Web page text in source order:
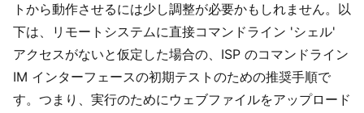
トから動作させるには少し調整が必要かもしれません。以
下は、リモートシステムに直接コマンドライン 'シェル'
アクセスがないと仮定した場合の、ISP のコマンドライン
IM インターフェースの初期テストのための推奨手順で
す。つまり、実行のためにウェブファイルをアップロード